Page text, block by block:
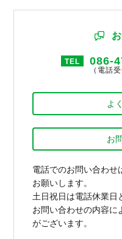
TEL 086-
（電話
よ
お
電話でのお問い合わせ
お願いします。
土日祝日は電話休業日
お問い合わせの内容に
がございます。